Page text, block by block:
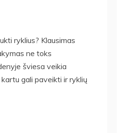
ryklius? Klausimas
ne toks
šviesa veikia
gali paveikti ir ryklių